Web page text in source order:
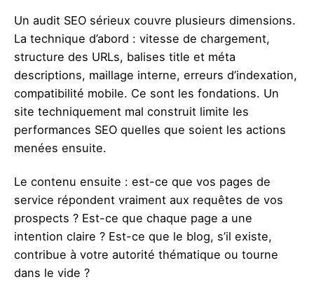
Un audit SEO sérieux couvre plusieurs dimensions.
La technique d’abord : vitesse de chargement,
structure des URLs, balises title et méta
descriptions, maillage interne, erreurs d’indexation,
compatibilité mobile. Ce sont les fondations. Un
site techniquement mal construit limite les
performances SEO quelles que soient les actions
menées ensuite.
Le contenu ensuite : est-ce que vos pages de
service répondent vraiment aux requêtes de vos
prospects ? Est-ce que chaque page a une
intention claire ? Est-ce que le blog, s’il existe,
contribue à votre autorité thématique ou tourne
dans le vide ?